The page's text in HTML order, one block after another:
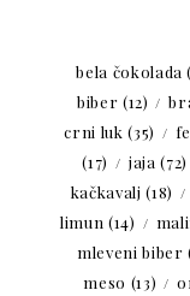
bela čokolada
biber (12)
crni luk (35)
(17)
jaja (72)
kačkavalj (18)
limun (14)
mleveni biber
meso (13)